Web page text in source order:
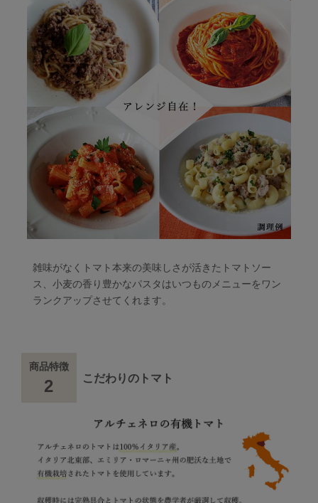
雑味がなくトマト本来の美味しさが活きたトマトソー
ス、小麦の香り豊かなパスタはいつものメニューをワン
ランクアップさせてくれます。
商品特徴
2 こだわりのトマト